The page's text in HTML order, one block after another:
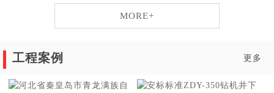
MORE+
工程案例 更多